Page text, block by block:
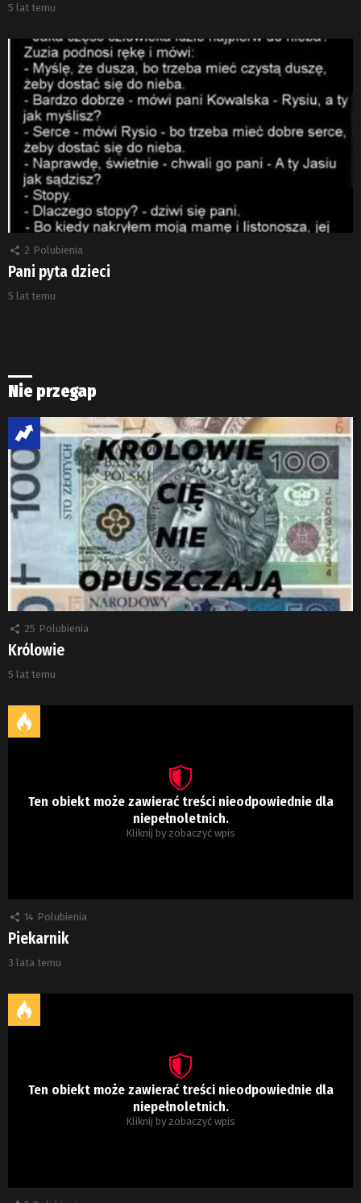
5 lat temu
2 Polubienia
Pani pyta dzieci
5 lat temu
Nie przegap
25 Polubienia
Królowie
5 lat temu
Ten obiekt może zawierać treści nieodpowiednie dla
niepełnoletnich.
Kliknij by zobaczyć wpis
14 Polubienia
Piekarnik
3 lata temu
Ten obiekt może zawierać treści nieodpowiednie dla
niepełnoletnich.
Kliknij by zobaczyć wpis